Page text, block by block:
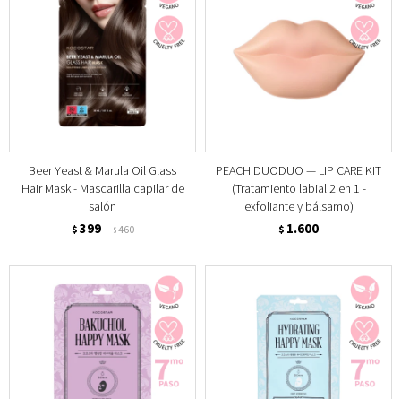
Beer Yeast & Marula Oil Glass
Hair Mask - Mascarilla capilar de
salón
$ 399 $460
PEACH DUODUO — LIP CARE KIT
(Tratamiento labial 2 en 1 -
exfoliante y bálsamo)
$ 1.600